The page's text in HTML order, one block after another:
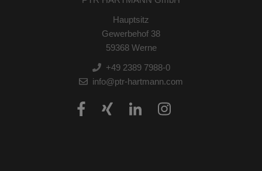
Hauptsitz
Gewerbehof 38
59368 Werne
+49 2389 7988-0
info@ptr-hartmann.com